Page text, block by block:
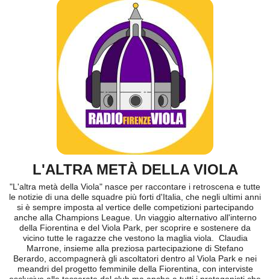
L'ALTRA METÀ DELLA VIOLA
"L'altra metà della Viola" nasce per raccontare i retroscena e tutte
le notizie di una delle squadre più forti d'Italia, che negli ultimi anni
si è sempre imposta al vertice delle competizioni partecipando
anche alla Champions League. Un viaggio alternativo all'interno
della Fiorentina e del Viola Park, per scoprire e sostenere da
vicino tutte le ragazze che vestono la maglia viola. Claudia
Marrone, insieme alla preziosa partecipazione di Stefano
Berardo, accompagnerà gli ascoltatori dentro al Viola Park e nei
meandri del progetto femminile della Fiorentina, con interviste